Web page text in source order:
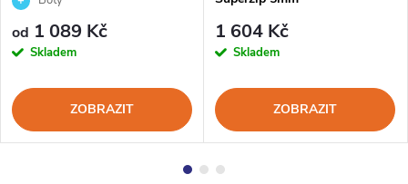
od 1 089 Kč
Skladem
ZOBRAZIT
1 604 Kč
Skladem
ZOBRAZIT